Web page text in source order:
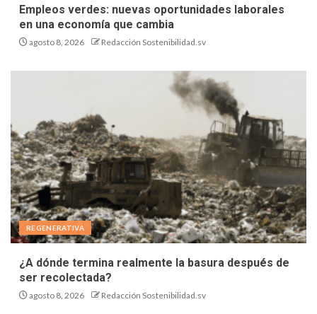
Empleos verdes: nuevas oportunidades laborales
en una economía que cambia
agosto 8, 2026 Redacción Sostenibilidad.sv
REGENERATIVA
¿A dónde termina realmente la basura después de
ser recolectada?
agosto 8, 2026 Redacción Sostenibilidad.sv